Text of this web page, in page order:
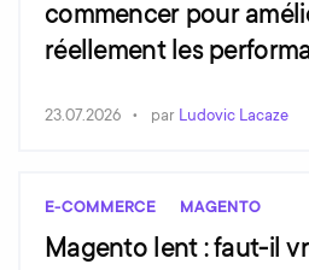
commencer pour
réellement les
23.07.2026 par Ludovic Lacaze
E-COMMERCE MAGENTO
Magento lent : faut-il